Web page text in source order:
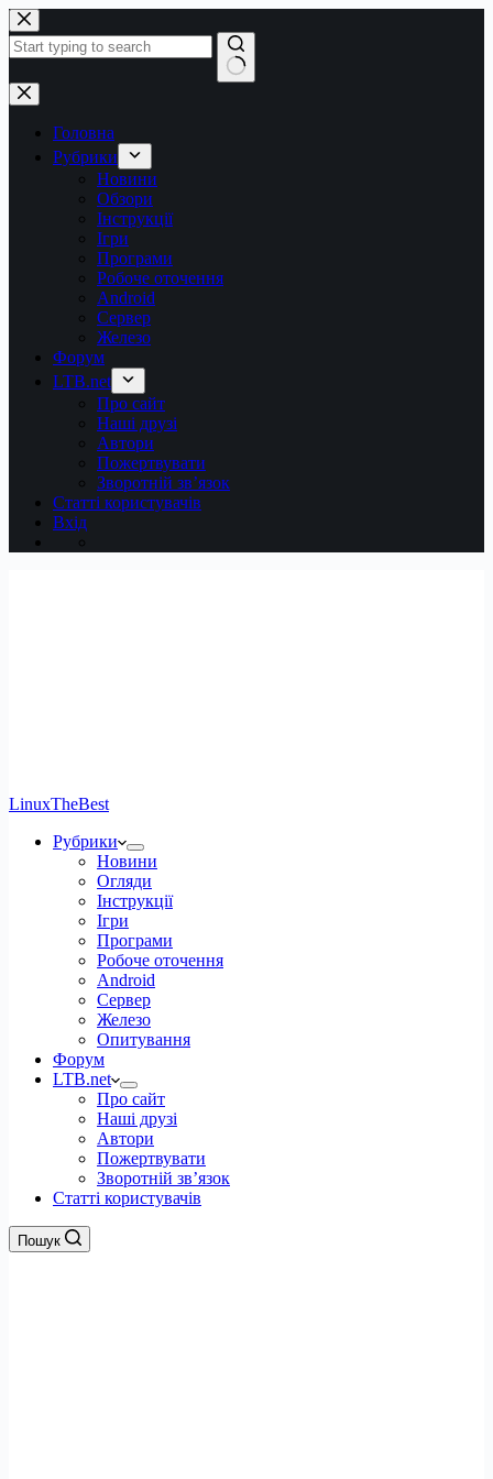
Перейти
до
вмісту
Немає
результатів
Головна
Рубрики
Новини
Обзори
Інструкції
Ігри
Програми
Робоче оточення
Android
Сервер
Железо
Форум
LTB.net
Про сайт
Наші друзі
Автори
Пожертвувати
Зворотній зв’язок
Статті користувачів
Вхід
LinuxTheBest
Рубрики
Новини
Огляди
Інструкції
Ігри
Програми
Робоче оточення
Android
Сервер
Железо
Опитування
Форум
LTB.net
Про сайт
Наші друзі
Автори
Пожертвувати
Зворотній зв’язок
Статті користувачів
Пошук